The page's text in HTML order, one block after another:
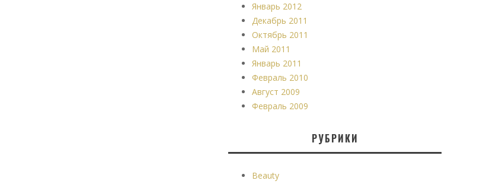
Январь 2012
Декабрь 2011
Октябрь 2011
Май 2011
Январь 2011
Февраль 2010
Август 2009
Февраль 2009
РУБРИКИ
Beauty